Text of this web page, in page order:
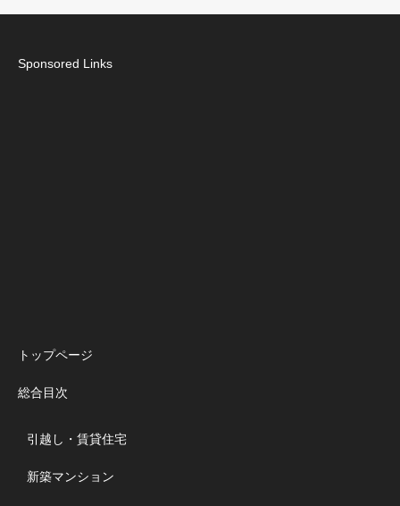
Sponsored Links
トップページ
総合目次
引越し・賃貸住宅
新築マンション